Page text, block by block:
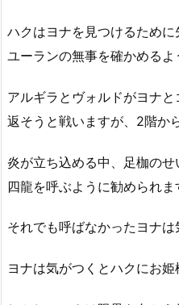
ハクはヨナを見つけるため
ユーランの無事を確かめるよ
アルギラとヴォルドがヨナ
返そうと戦いますが、2階か
炎が立ち込める中、足枷の
四龍を呼ぶように勧められま
それでも呼ばなかったヨナは
ヨナは気がつくとハクにお姫